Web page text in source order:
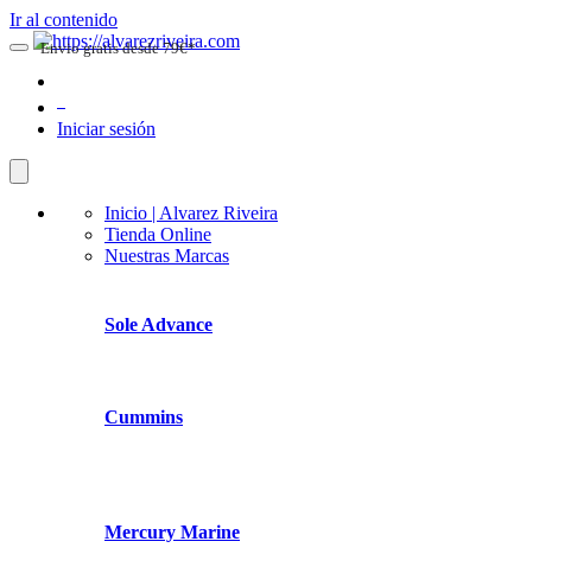
Ir al contenido
Iniciar sesión
Inicio | Alvarez Riveira
Tienda Online
Nuestras Marcas
Sole Advance
Cummins
Mercury Marine
Envio gratis desde 79€*